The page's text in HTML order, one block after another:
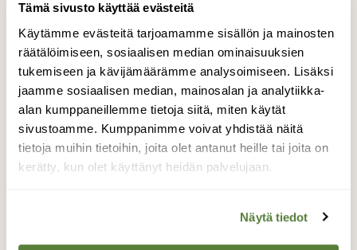
Tämä sivusto käyttää evästeitä
Käytämme evästeitä tarjoamamme sisällön ja mainosten
räätälöimiseen, sosiaalisen median ominaisuuksien
tukemiseen ja kävijämäärämme analysoimiseen. Lisäksi
jaamme sosiaalisen median, mainosalan ja analytiikka-
alan kumppaneillemme tietoja siitä, miten käytät
sivustoamme. Kumppanimme voivat yhdistää näitä
tietoja muihin tietoihin, joita olet antanut heille tai joita on
kerätty, kun olet käyttänyt heidän palvelujaan.
Näytä tiedot
Kiuru
Kiurun mukana kohti valoa, kohti kevättä.
Valokuvaaja: Jouni Kalliomäki, Nummela 15.3.2026
TAKAISIN LISTAAN